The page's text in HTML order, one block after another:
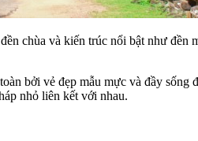
chùa và kiến trúc nổi bật như đền
bởi vẻ đẹp mẫu mực và đầy
nhỏ liên kết với nhau.